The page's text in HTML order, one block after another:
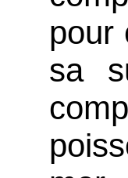
pour
sa